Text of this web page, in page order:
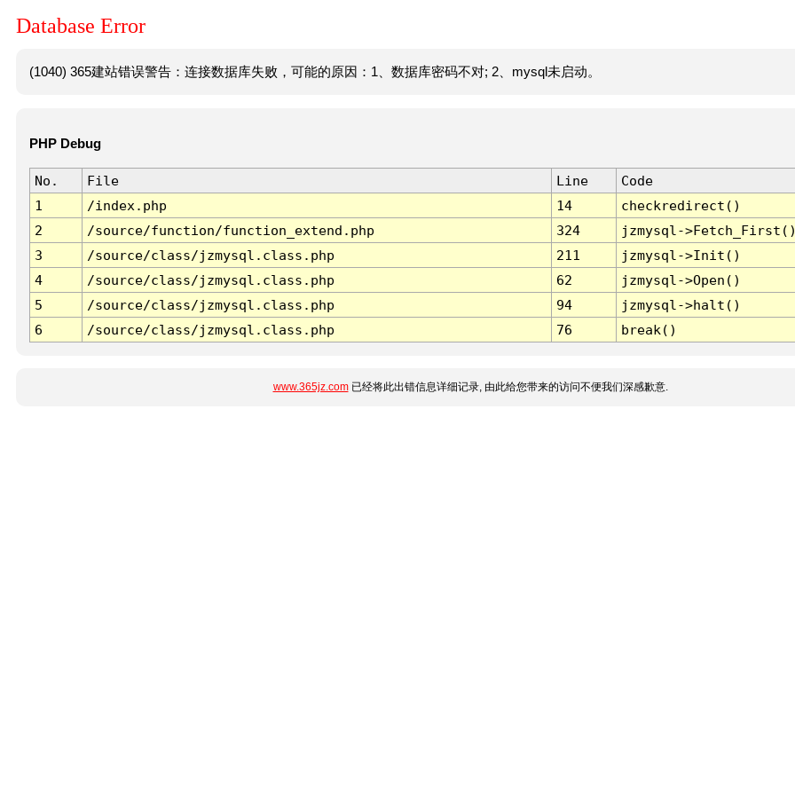
Database Error
(1040) 365建站错误警告：连接数据库失败，可能的原因：1、数据库密码不对; 2、mysql未启动。
PHP Debug
No. File Line
Code
1
/index.php 14
checkredirect()
2
/source/function/function_extend.php 324
jzmysql-
3
/source/class/jzmysql.class.php 211
jzmysql->Init()
4
/source/class/jzmysql.class.php 62
jzmysql->Open()
5
/source/class/jzmysql.class.php 94
jzmysql->halt()
6
/source/class/jzmysql.class.php 76 break()
www.365jz.com已经将此出错信息详细记录, 由此给您带来的访问不便我们深感歉意.